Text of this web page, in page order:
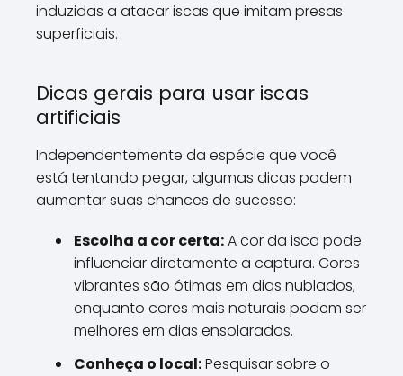
induzidas a atacar iscas que imitam presas
superficiais.
Dicas gerais para usar iscas
artificiais
Independentemente da espécie que você
está tentando pegar, algumas dicas podem
aumentar suas chances de sucesso:
Escolha a cor certa:A cor da isca pode
influenciar diretamente a captura. Cores
vibrantes são ótimas em dias nublados,
enquanto cores mais naturais podem ser
melhores em dias ensolarados.
Conheça o local:Pesquisar sobre o